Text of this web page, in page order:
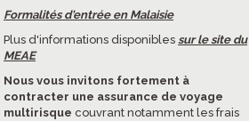
Formalités d'entrée en Malaisie
Plus d'informations disponiblessur le site du
MEAE
Nous vous invitons fortement à
contracter une assurance de voyage
multirisque couvrant notamment les frais